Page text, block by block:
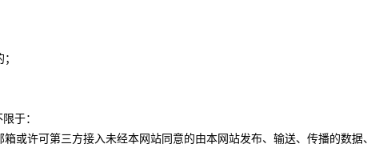
于：
或许可第三方接入未经本网站同意的由本网站发布、输送、传播的数据